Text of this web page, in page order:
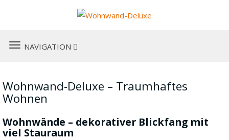
TOGGLE
NAVIGATION
Wohnwand-Deluxe – Traumhaftes
Wohnen
Wohnwände – dekorativer Blickfang mit
viel Stauraum